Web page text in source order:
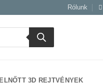
Rólunk
3D REJTVÉNYEK